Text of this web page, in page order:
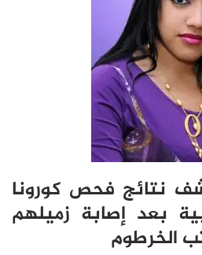
نتائج فحص كورونا
بعد إصابة زميلهم
الخرطوم